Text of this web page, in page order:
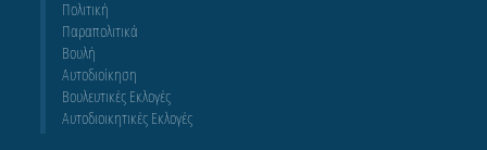
Πολιτική
Παραπολιτικά
Βουλή
Αυτοδιοίκηση
Βουλευτικές Εκλογές
Αυτοδιοικητικές Εκλογές